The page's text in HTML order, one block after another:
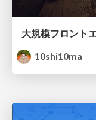
大規模フロント
10shi10ma